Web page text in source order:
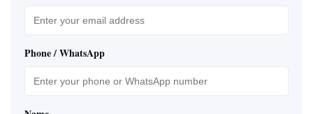
Phone / WhatsApp